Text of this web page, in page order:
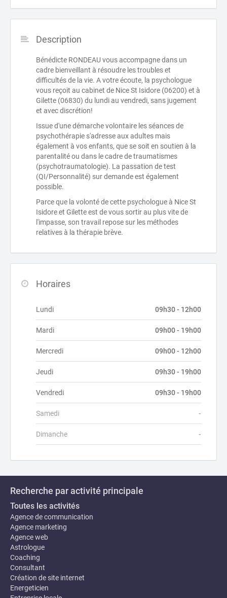
Description
Bénédicte RONDEAU vous accompagne dans un
cadre bienveillant à résoudre les troubles et
difficultés de la vie. A votre écoute, la psychologue
vous reçoit au cabinet de Nice St Isidore (06200) et à
Gilette (06830) du lundi au vendredi, sans jugement
et avec discrétion!
Issue d'une démarche volontaire les séances de
psychothérapie s'adresse aux adultes mais
également à vos enfants, que se soit en soutien à la
parentalité ou dans le cadre de traumatismes
(psychotraumatologie). La passation de test
(QI/Personnalité) sur demande est également
possible.
Parce que la volonté de cette psychologue à Nice St
Isidore et Gilette est de vous sortir au plus vite de
l'impasse, son travail repose sur les méthodes
relatives à la thérapie brève.
Horaires
Lundi 09h30 - 12h00
Mardi 09h00 - 19h00
Mercredi 09h00 - 12h00
Jeudi 09h30 - 19h00
Vendredi 09h30 - 19h00
Samedi -
Dimanche -
Recherche par activité principale
Toutes les activités
Agence de communication
Agence marketing
Agence web
Astrologue
Coaching
Consultant
Création de site internet
Energeticien